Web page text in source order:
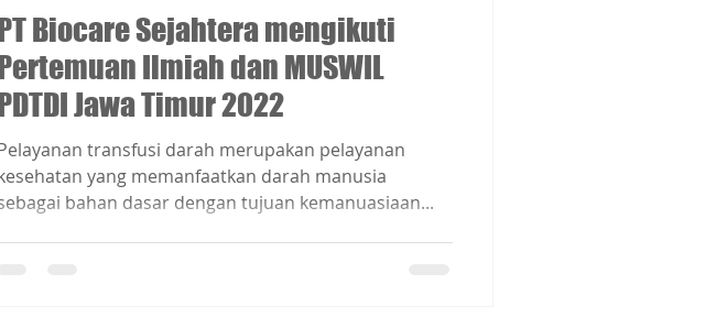
Biocare Sejahtera mengikuti
Ilmiah dan MUSWIL
Jawa Timur 2022
transfusi darah merupakan pelayanan
yang memanfaatkan darah manusia
bahan dasar dengan tujuan kemanuasiaan...